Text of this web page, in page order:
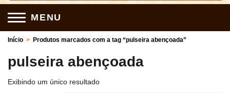
MENU
Início > Produtos marcados com a tag “pulseira abençoada”
pulseira abençoada
Exibindo um único resultado